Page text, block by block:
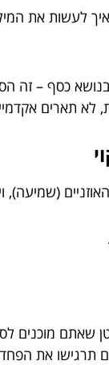
לעשות את
כסף – זה
לא תארים
תרגישו את